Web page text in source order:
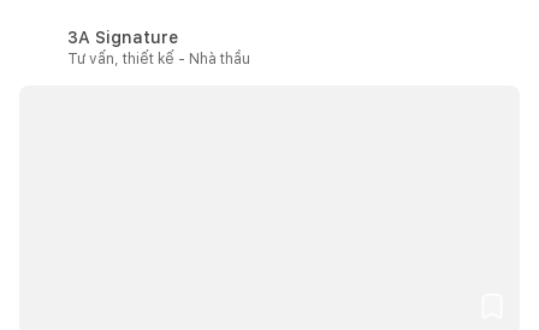
3A Signature
Tư vấn, thiết kế - Nhà thầu